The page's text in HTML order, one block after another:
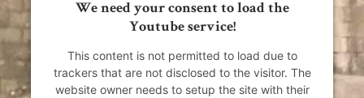
We need your consent to load the
Youtube service!
This content is not permitted to load due to
trackers that are not disclosed to the visitor. The
website owner needs to setup the site with their